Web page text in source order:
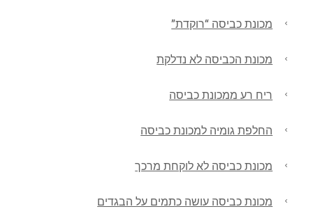
מכונת כביסה “רוקדת”
מכונת הכביסה לא נדלקת
ריח רע ממכונת כביסה
החלפת גומיה למכונת כביסה
מכונת כביסה לא לוקחת מרכך
מכונת כביסה עושה כתמים על הבגדים